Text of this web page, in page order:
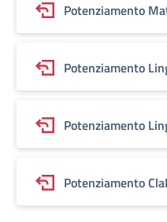
Potenziamento
Potenziamento
Potenziamento
Potenziamento